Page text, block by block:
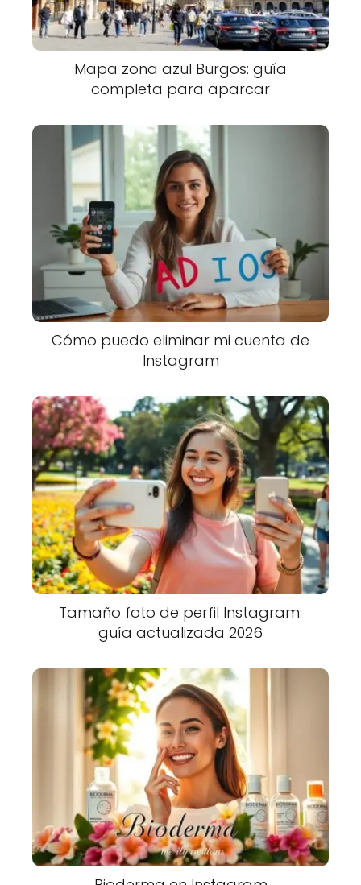
Mapa zona azul Burgos: guía
completa para aparcar
Cómo puedo eliminar mi cuenta de
Instagram
Tamaño foto de perfil Instagram:
guía actualizada 2026